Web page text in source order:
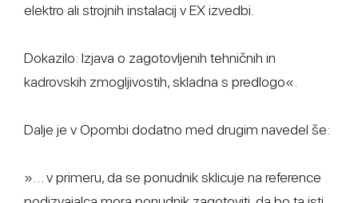
elektro ali strojnih instalacij v EX izvedbi.
Dokazilo: Izjava o zagotovljenih tehničnih in
kadrovskih zmogljivostih, skladna s predlogo«.
Dalje je v Opombi dodatno med drugim navedel še:
»… v primeru, da se ponudnik sklicuje na reference